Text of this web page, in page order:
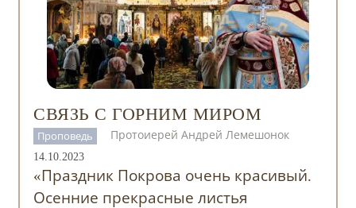
СВЯЗЬ С ГОРНИМ МИРОМ
Проповедь
Протоиерей Андрей Лемешонок
14.10.2023
«Праздник Покрова очень красивый.
Осенние прекрасные листья